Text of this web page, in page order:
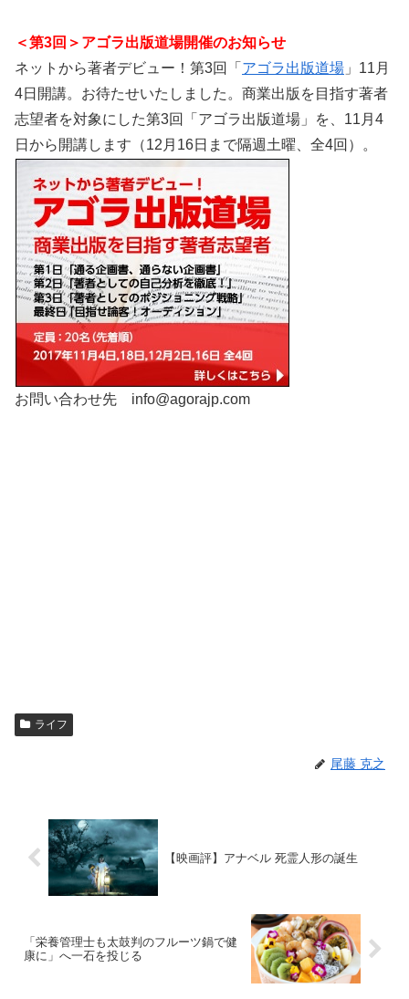
＜第3回＞アゴラ出版道場開催のお知らせ
ネットから著者デビュー！第3回「 アゴラ出版道場 」11月
4日開講。お待たせいたしました。商業出版を目指す著者
志望者を対象にした第3回「アゴラ出版道場」を、11月4
日から開講します（12月16日まで隔週土曜、全4回）。
お問い合わせ先 info@agorajp.com
ライフ
尾藤 克之
【映画評】アナベル 死霊人形の誕生
「栄養管理士も太鼓判のフルーツ鍋で健
康に」へ一石を投じる